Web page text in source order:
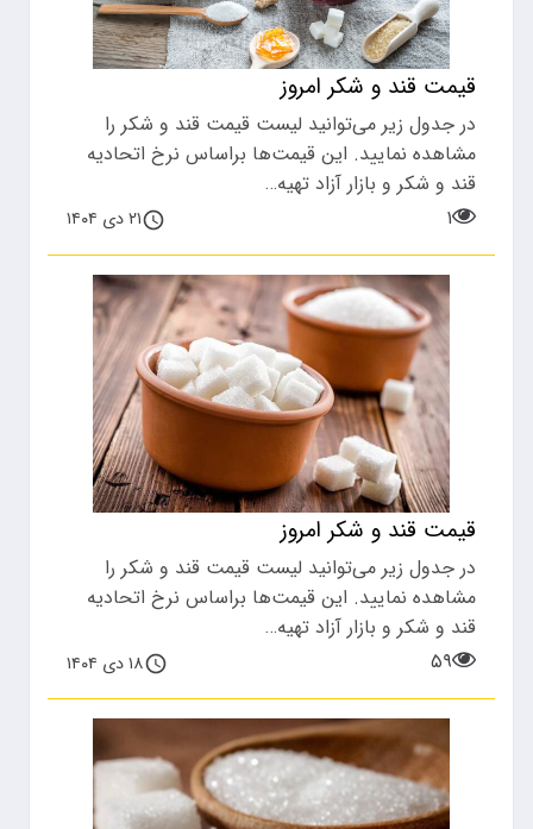
قیمت قند و شکر امروز
در جدول زیر می‌توانید لیست قیمت قند و شکر را
مشاهده نمایید. این قیمت‌ها براساس نرخ اتحادیه
قند و شکر و بازار آزاد تهیه…
۱
۲۱ دی ۱۴۰۴
قیمت قند و شکر امروز
در جدول زیر می‌توانید لیست قیمت قند و شکر را
مشاهده نمایید. این قیمت‌ها براساس نرخ اتحادیه
قند و شکر و بازار آزاد تهیه…
۵۹
۱۸ دی ۱۴۰۴